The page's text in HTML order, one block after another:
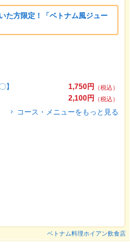
た方限定！「ベトナム風ジュー
1,750円
（税込）
】
2,100円
（税込）
コース・メニューをもっと見る
ベトナム料理ホイアン飲食店